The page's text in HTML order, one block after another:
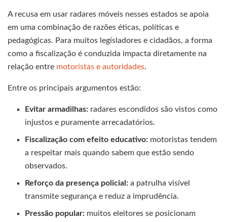
A recusa em usar radares móveis nesses estados se apoia
em uma combinação de razões éticas, políticas e
pedagógicas. Para muitos legisladores e cidadãos, a forma
como a fiscalização é conduzida impacta diretamente na
relação entre motoristas e autoridades.
Entre os principais argumentos estão:
Evitar armadilhas: radares escondidos são vistos como
injustos e puramente arrecadatórios.
Fiscalização com efeito educativo: motoristas tendem
a respeitar mais quando sabem que estão sendo
observados.
Reforço da presença policial: a patrulha visível
transmite segurança e reduz a imprudência.
Pressão popular: muitos eleitores se posicionam